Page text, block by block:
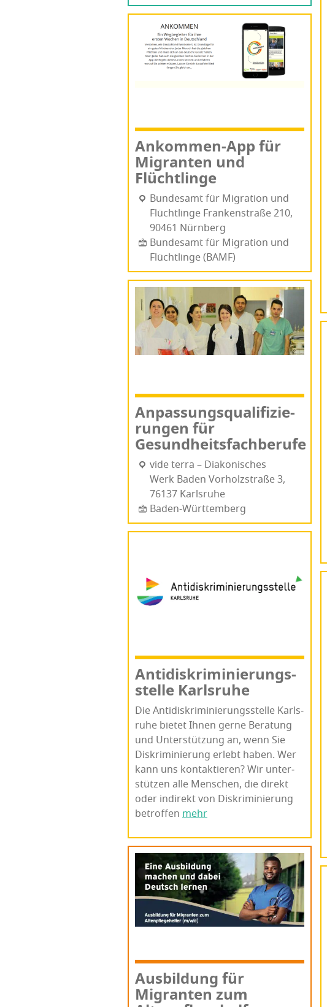
Ankom­men-App für
Migran­ten und
Flüchtlinge
Bun­des­amt für Migra­ti­on und
Flüchtlinge Fran­ken­stra­ße 210,
90461 Nürn­berg
Bundesamt für Migration und
Flüchtlinge (BAMF)
Anpas­sungs­qua­li­fi­zie­
run­gen für
Gesundheitsfachberufe
vide ter­ra – Dia­ko­ni­sches
Werk Baden Vor­holz­stra­ße 3,
76137 Karls­ru­he
Baden-Württemberg
Anti­dis­kri­mi­nie­rungs­
stel­le Karlsruhe
Die Anti­dis­kri­mi­nie­rungs­stel­le Karls­
ru­he bie­tet Ihnen ger­ne Bera­tung
und Unter­stüt­zung an, wenn Sie
Dis­kri­mi­nie­rung erlebt haben. Wer
kann uns kon­tak­tie­ren? Wir unter­
stüt­zen alle Men­schen, die direkt
oder indi­rekt von Dis­kri­mi­nie­rung
betrof­fen mehr
Aus­bil­dung für
Migran­ten zum